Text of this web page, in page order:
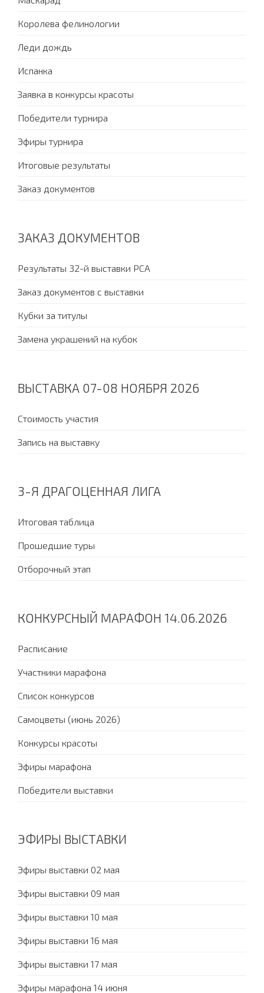
Королева фелинологии
Леди дождь
Испанка
Заявка в конкурсы красоты
Победители турнира
Эфиры турнира
Итоговые результаты
Заказ документов
ЗАКАЗ ДОКУМЕНТОВ
Результаты 32-й выставки PCA
Заказ документов с выставки
Кубки за титулы
Замена украшений на кубок
ВЫСТАВКА 07-08 НОЯБРЯ 2026
Стоимость участия
Запись на выставку
3-Я ДРАГОЦЕННАЯ ЛИГА
Итоговая таблица
Прошедшие туры
Отборочный этап
КОНКУРСНЫЙ МАРАФОН 14.06.2026
Расписание
Участники марафона
Список конкурсов
Самоцветы (июнь 2026)
Конкурсы красоты
Эфиры марафона
Победители выставки
ЭФИРЫ ВЫСТАВКИ
Эфиры выставки 02 мая
Эфиры выставки 09 мая
Эфиры выставки 10 мая
Эфиры выставки 16 мая
Эфиры выставки 17 мая
Эфиры марафона 14 июня